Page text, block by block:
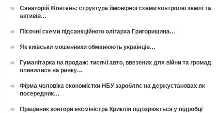
Санаторій Жовтень: структура ймовірної схеми контролю землі та
активів…
Пісочні схеми підсанкційного олігарха Григоришина…
Як київськи мошенники обманюють українців…
Гуманітарка на продаж: тисячі авто, ввезених для війни та громад
опинилися на ринку…
Фірма чоловіка економістки НБУ заробляє на держустановах як
посередник…
Працівник контори ексміністра Криклія підозрюється у підробці